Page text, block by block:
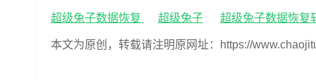
超级兔子数据恢复 超级兔子 超级兔子数据恢复
本文为原创，转载请注明原网址：https://